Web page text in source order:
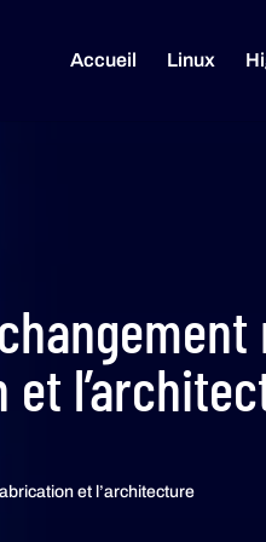
Accueil Linux
et l’architecture